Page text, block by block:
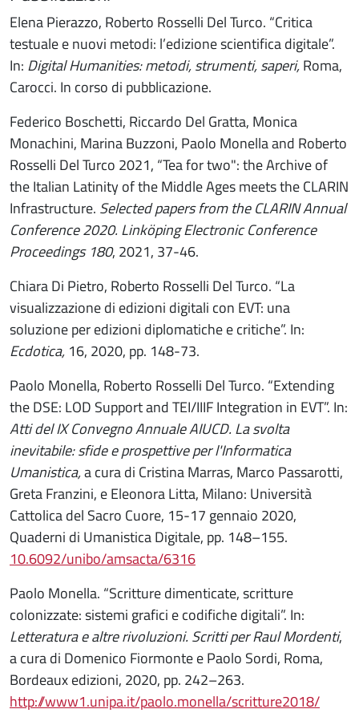
Elena Pierazzo, Roberto Rosselli Del Turco. “Critica
testuale e nuovi metodi: l’edizione scientifica digitale”.
In: Digital Humanities: metodi, strumenti, saperi,Roma,
Carocci. In corso di pubblicazione.
Federico Boschetti, Riccardo Del Gratta, Monica
Monachini, Marina Buzzoni, Paolo Monella and Roberto
Rosselli Del Turco 2021, “Tea for two": the Archive of
the Italian Latinity of the Middle Ages meets the CLARIN
Infrastructure. Selected papers from the CLARIN Annual
Conference 2020. Linköping Electronic Conference
Proceedings 180, 2021, 37-46.
Chiara Di Pietro, Roberto Rosselli Del Turco. “La
visualizzazione di edizioni digitali con EVT: una
soluzione per edizioni diplomatiche e critiche”. In:
Ecdotica, 16, 2020, pp. 148-73.
Paolo Monella, Roberto Rosselli Del Turco. “Extending
the DSE: LOD Support and TEI/IIIF Integration in EVT”. In:
Atti del IX Convegno Annuale AIUCD. La svolta
inevitabile: sfide e prospettive per l'Informatica
Umanistica,a cura di Cristina Marras, Marco Passarotti,
Greta Franzini, e Eleonora Litta, Milano: Università
Cattolica del Sacro Cuore, 15-17 gennaio 2020,
Quaderni di Umanistica Digitale, pp. 148–155.
10.6092/unibo/amsacta/6316
Paolo Monella. “Scritture dimenticate, scritture
colonizzate: sistemi grafici e codifiche digitali”. In:
Letteratura e altre rivoluzioni. Scritti per Raul Mordenti,
a cura di Domenico Fiormonte e Paolo Sordi, Roma,
Bordeaux edizioni, 2020, pp. 242–263.
http://www1.unipa.it/paolo.monella/scritture2018/